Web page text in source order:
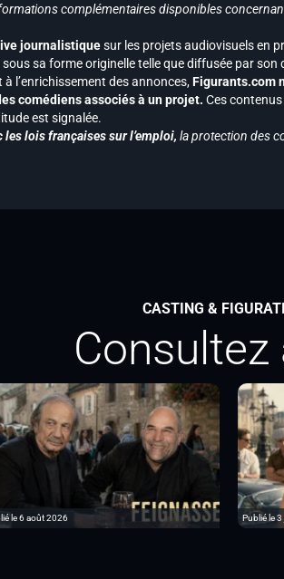
complémentaires disponibles
journalistiquesur les projets audiovisuels en
sa forme originelle telle que diffusée par son
l’enrichissement des annonces,Figurants.com
comédiens associés à un projet. Ces
est signalée.
lois françaises sur l’emploi, la protection des
CASTING &
Consultez
le 6 août 2026 Publié le